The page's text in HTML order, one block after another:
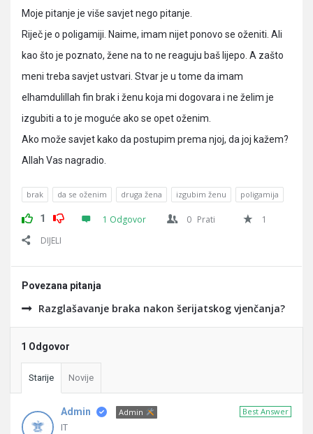
Moje pitanje je više savjet nego pitanje.
Riječ je o poligamiji. Naime, imam nijet ponovo se oženiti. Ali
kao što je poznato, žene na to ne reaguju baš lijepo. A zašto
meni treba savjet ustvari. Stvar je u tome da imam
elhamdulillah fin brak i ženu koja mi dogovara i ne želim je
izgubiti a to je moguće ako se opet oženim.
Ako može savjet kako da postupim prema njoj, da joj kažem?
Allah Vas nagradio.
brak da se oženim druga žena izgubim ženu poligamija
1 1 Odgovor 0 Prati
1
DIJELI
Povezana pitanja
Razglašavanje braka nakon šerijatskog vjenčanja?
1 Odgovor
Starije Novije
Best Answer
Admin Admin
IT